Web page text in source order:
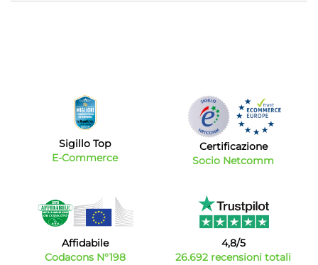
Sigillo Top
E-Commerce
Certificazione
Socio Netcomm
Affidabile
Codacons N°198
4,8/5
26.692 recensioni totali